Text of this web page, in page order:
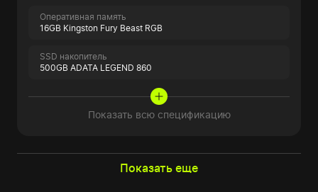
Оперативная память
16GB Kingston Fury Beast RGB
SSD накопитель
500GB ADATA LEGEND 860
Показать всю спецификацию
Показать еще